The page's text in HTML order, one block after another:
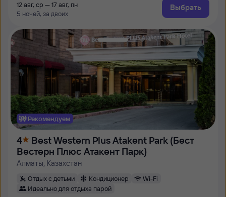
12 авг, ср — 17 авг, пн
5 ночей, за двоих
Выбрать
Рекомендуем
4
Best Western Plus Atakent Park (Бест
Вестерн Плюс Атакент Парк)
Алматы, Казахстан
Отдых с детьми Кондиционер
Wi-Fi
Идеально для отдыха парой